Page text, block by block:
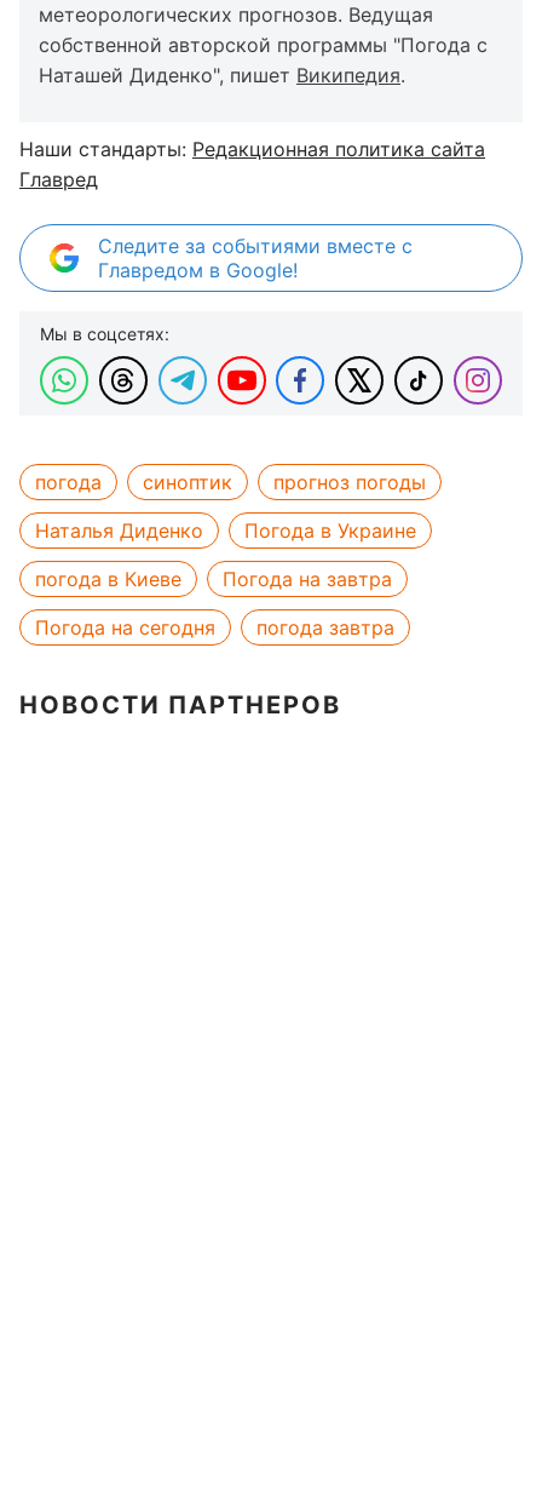
метеорологических прогнозов. Ведущая
собственной авторской программы "Погода с
Наташей Диденко", пишет Википедия.
Наши стандарты: Редакционная политика сайта
Главред
Следите за событиями вместе с
Главредом в Google!
Мы в соцсетях:
погода синоптик
прогноз погоды
Наталья Диденко
Погода в Украине
погода в Киеве
Погода на завтра
Погода на сегодня
погода завтра
НОВОСТИ ПАРТНЕРОВ